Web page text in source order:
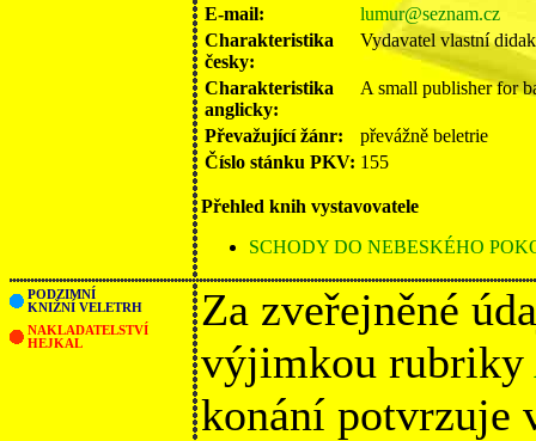
E-mail:
lumur@seznam.cz
Charakteristika
česky:
Vydavatel vlastní
Charakteristika
anglicky:
A small publisher for
Převažující žánr:
převážně beletrie
Číslo stánku PKV: 155
Přehled knih vystavovatele
SCHODY DO NEBESKÉHO
PODZIMNÍ
KNIŽNÍ VELETRH
NAKLADATELSTVÍ
HEJKAL
Za zveřejněné
výjimkou rubriky
konání potvrzuje